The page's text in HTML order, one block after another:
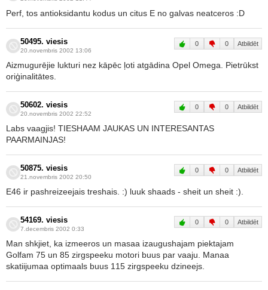
Perf, tos antioksidantu kodus un citus E no galvas neatceros :D
50495. viesis
20.novembris 2002 13:06
0 0 Atbildēt
Aizmugurējie lukturi nez kāpēc ļoti atgādina Opel Omega. Pietrūkst
oriģinalitātes.
50602. viesis
20.novembris 2002 22:52
0 0 Atbildēt
Labs vaagjis! TIESHAAM JAUKAS UN INTERESANTAS
PAARMAINJAS!
50875. viesis
21.novembris 2002 20:50
0 0 Atbildēt
E46 ir pashreizeejais treshais. :) luuk shaads - sheit un sheit :).
54169. viesis
7.decembris 2002 0:33
0 0 Atbildēt
Man shkjiet, ka izmeeros un masaa izaugushajam piektajam
Golfam 75 un 85 zirgspeeku motori buus par vaaju. Manaa
skatiijumaa optimaals buus 115 zirgspeeku dzineejs.